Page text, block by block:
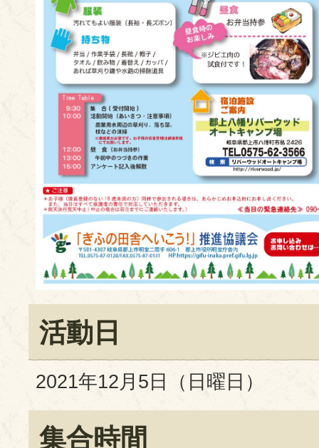
活動日
2021年12月5日（日曜日）
集合時間